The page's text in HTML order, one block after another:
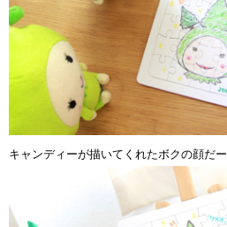
キャンディーが描いてくれたボクの顔だー